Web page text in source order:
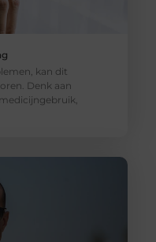
kan dit
Denk aan